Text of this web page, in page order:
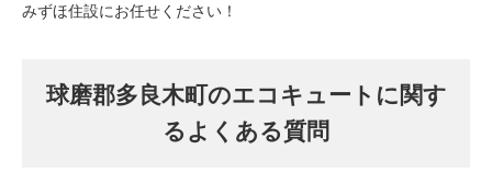
みずほ住設にお任せください！
球磨郡多良木町のエコキュートに関す
るよくある質問